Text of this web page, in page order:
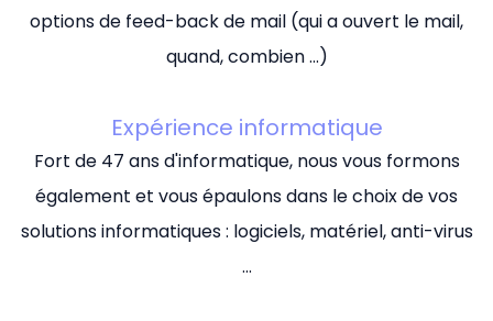
options de feed-back de mail (qui a ouvert le mail,
quand, combien ...)
Expérience informatique
Fort de 47 ans d'informatique, nous vous formons
également et vous épaulons dans le choix de vos
solutions informatiques : logiciels, matériel, anti-virus
...